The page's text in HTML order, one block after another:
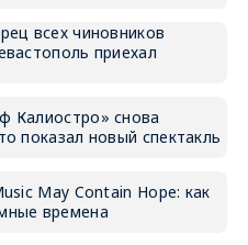
всех чиновников
приехал
Калиостро» снова
показал новый спектакль
May Contain Hope: как
времена